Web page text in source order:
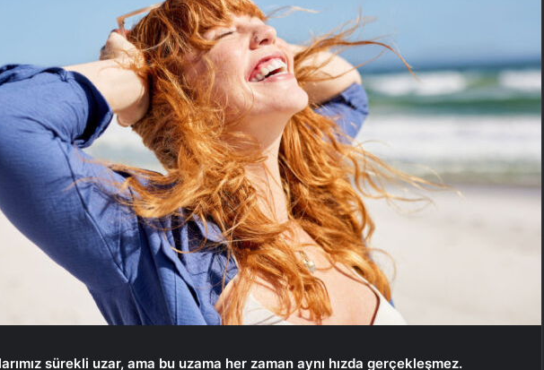
sürekli uzar, ama bu uzama her zaman aynı hızda gerçekleşmez.